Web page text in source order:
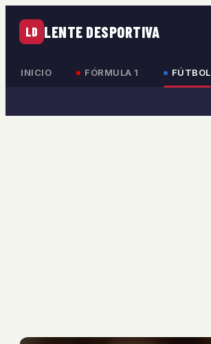
LD LENTE DESPORTIVA
INICIO FÓRMULA 1 FÚTBOL